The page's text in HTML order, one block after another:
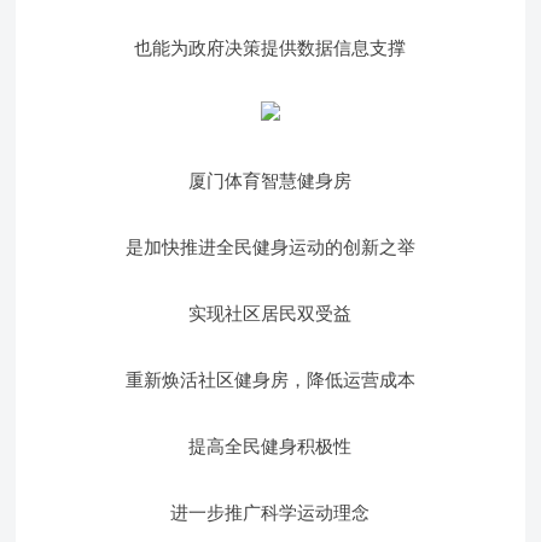
也能为政府决策提供数据信息支撑
厦门体育智慧健身房
是加快推进全民健身运动的创新之举
实现社区居民双受益
重新焕活社区健身房，降低运营成本
提高全民健身积极性
进一步推广科学运动理念